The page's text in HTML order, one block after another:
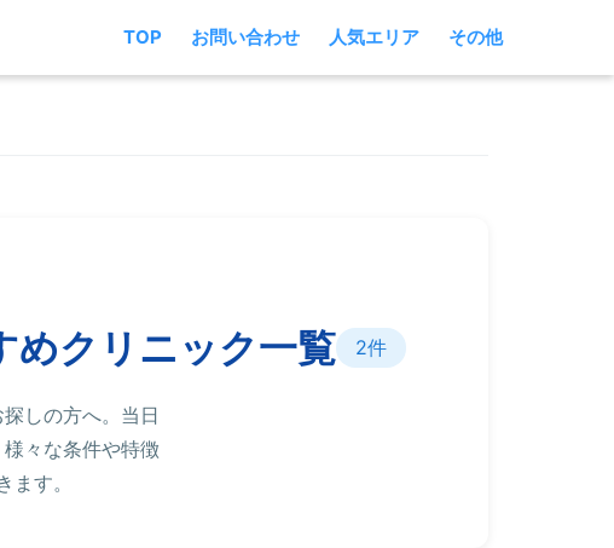
TOP お問い合わせ 人気エリア その他
めクリニック一覧 2件
しの方へ。当日
々な条件や特徴
す。